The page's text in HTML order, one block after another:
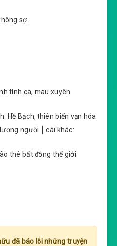
sợ.
tình ca, mau xuyên
Hề Bạch, thiên biến vạn hóa
người ┃ cái khác:
thê bất đồng thế giới
đã báo lỗi những truyện